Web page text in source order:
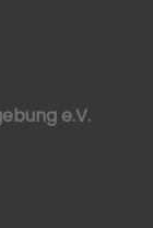
e.V.